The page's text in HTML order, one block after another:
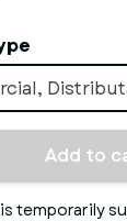
Add to
temporarily